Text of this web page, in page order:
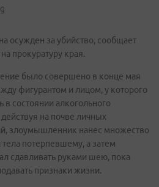
осужден за убийство, сообщает
прокуратуру края.
было совершено в конце мая
фигурантом и лицом, у которого
в состоянии алкогольного
на почве личных
злоумышленник нанес множество
потерпевшему, а затем
сдавливать руками шею, пока
признаки жизни.